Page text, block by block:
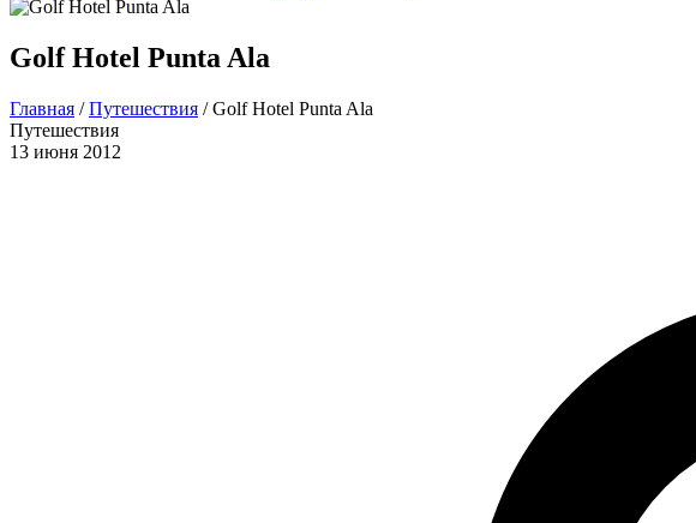
Golf Hotel Punta Ala
Главная / Путешествия / Golf Hotel Punta Ala
Путешествия
13 июня 2012